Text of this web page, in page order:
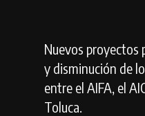
Nuevos proyectos
y disminución de
entre el AIFA, el
Toluca.